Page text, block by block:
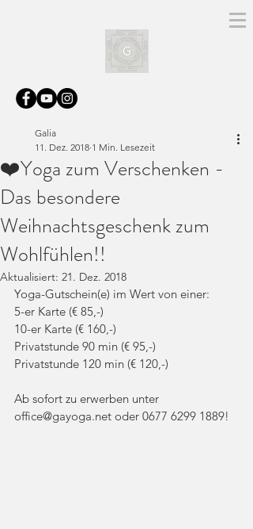
❤️Yoga zum Verschenken -
Das besondere
Weihnachtsgeschenk zum
Wohlfühlen!!
Galia
11. Dez. 2018 1 Min. Lesezeit
Aktualisiert: 21. Dez. 2018
Yoga-Gutschein(e) im Wert von einer:
5-er Karte (€ 85,-)
10-er Karte (€ 160,-)
Privatstunde 90 min (€ 95,-)
Privatstunde 120 min (€ 120,-)
Ab sofort zu erwerben unter
office@gayoga.net oder 0677 6299 1889!